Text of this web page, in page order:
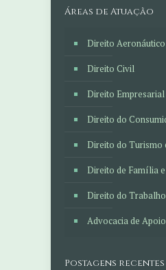
Áreas de Atuação
Direito Aeronáutico
Direito Civil
Direito Empresarial
Direito do
Direito do Turismo
Direito de Família e
Direito do Trabalho
Advocacia de Apoio
Postagens recentes